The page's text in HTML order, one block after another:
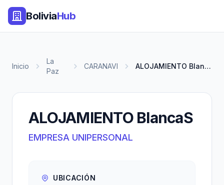
BoliviaHub
Inicio
La
Paz
CARANAVI ALOJAMIENTO BlancaS
ALOJAMIENTO BlancaS
EMPRESA UNIPERSONAL
UBICACIÓN